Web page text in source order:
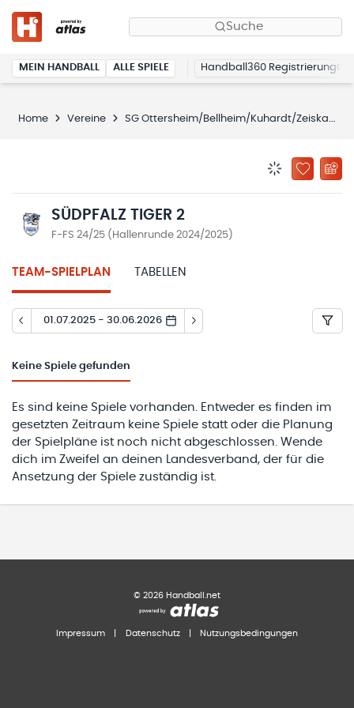
Suche
MEIN HANDBALL ALLE SPIELE Handball360 Registrierung
Home Vereine SG Ottersheim/Bellheim/Kuhardt/Zeiskam
ZU
SÜDPFALZ TIGER 2
F-FS 24/25 (Hallenrunde 2024/2025)
TEAM-SPIELPLAN TABELLEN
01.07.2025 - 30.06.2026
Keine Spiele gefunden
Es sind keine Spiele vorhanden. Entweder es finden im
gesetzten Zeitraum keine Spiele statt oder die Planung
der Spielpläne ist noch nicht abgeschlossen. Wende
dich im Zweifel an deinen Landesverband, der für die
Ansetzung der Spiele zuständig ist.
© 2026 Handball.net
Impressum Datenschutz Nutzungsbedingungen